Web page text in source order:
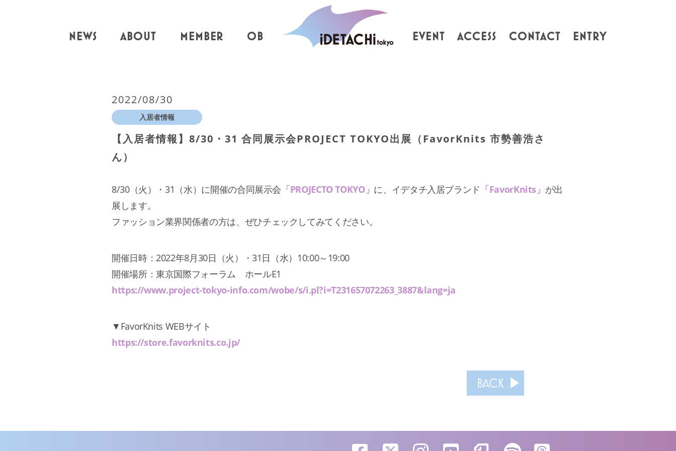
NEWS ABOUT MEMBER OB EVENT ACCESS CONTACT ENTRY
2022/08/30
入居者情報
【入居者情報】8/30・31 合同展示会PROJECT TOKYO出展（FavorKnits 市勢善浩さ
ん）
8/30（火）・31（水）に開催の合同展示会 「PROJECTO TOKYO」 に、イデタチ入居ブランド 「FavorKnits」 が出
展します。
ファッション業界関係者の方は、ぜひチェックしてみてください。
開催日時：2022年8月30日（火）・31日（水）10:00～19:00
開催場所：東京国際フォーラム ホールE1
https://www.project-tokyo-info.com/wobe/s/i.pl?i=T231657072263_3887&lang=ja
▼FavorKnits WEBサイト
https://store.favorknits.co.jp/
BACK